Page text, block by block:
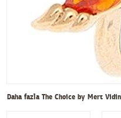
Daha fazla The Choice by Mert